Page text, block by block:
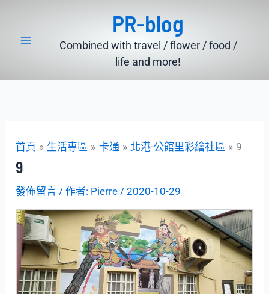
PR-blog
Combined with travel / flower / food /
life and more!
首頁 生活專區 卡通 北港-公館里彩繪社區 9
9
發佈留言 / 作者: Pierre /2020-10-29